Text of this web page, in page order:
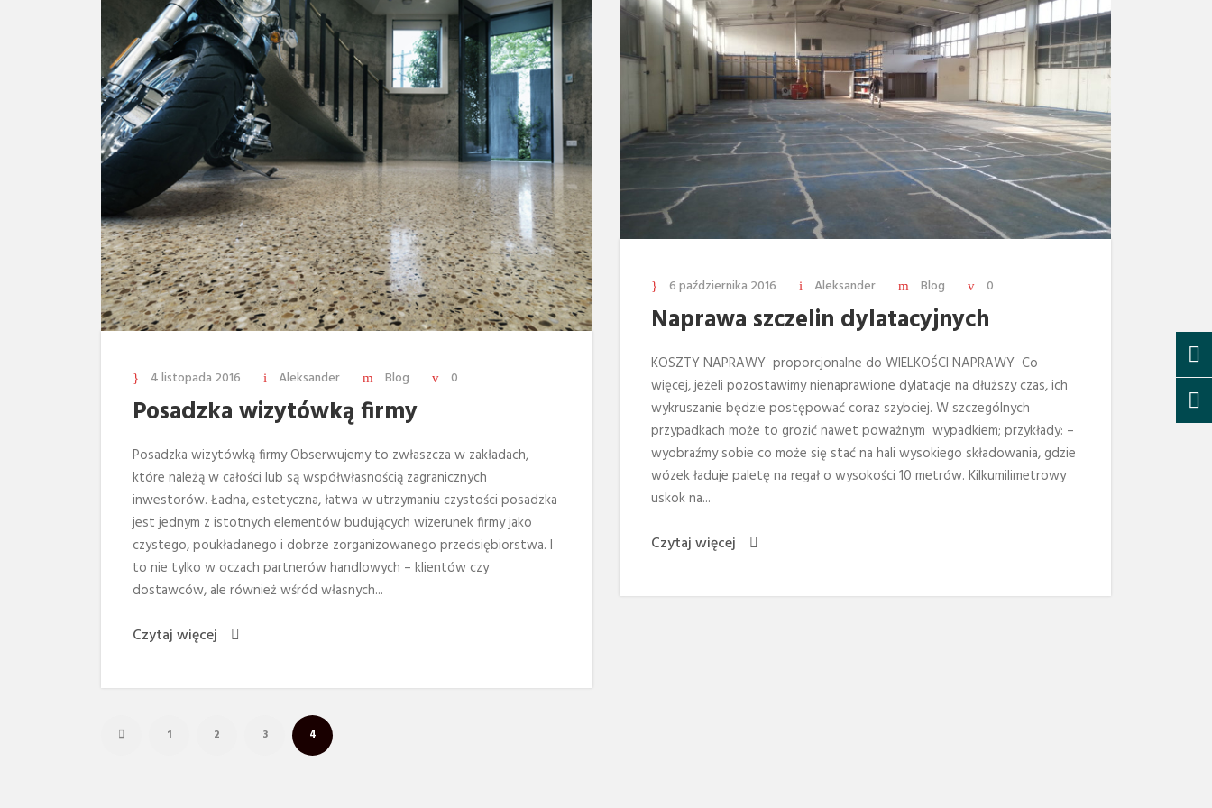
4 listopada 2016 Aleksander Blog 0
Posadzka wizytówką firmy
Posadzka wizytówką firmy Obserwujemy to zwłaszcza w zakładach,
które należą w całości lub są współwłasnością zagranicznych
inwestorów. Ładna, estetyczna, łatwa w utrzymaniu czystości posadzka
jest jednym z istotnych elementów budujących wizerunek firmy jako
czystego, poukładanego i dobrze zorganizowanego przedsiębiorstwa. I
to nie tylko w oczach partnerów handlowych – klientów czy
dostawców, ale również wśród własnych...
Czytaj więcej
6 października 2016 Aleksander Blog 0
Naprawa szczelin dylatacyjnych
KOSZTY NAPRAWY proporcjonalne do WIELKOŚCI NAPRAWY Co
więcej, jeżeli pozostawimy nienaprawione dylatacje na dłuższy czas, ich
wykruszanie będzie postępować coraz szybciej. W szczególnych
przypadkach może to grozić nawet poważnym wypadkiem; przykłady: –
wyobraźmy sobie co może się stać na hali wysokiego składowania, gdzie
wózek ładuje paletę na regał o wysokości 10 metrów. Kilkumilimetrowy
uskok na...
Czytaj więcej
1 2 3 4